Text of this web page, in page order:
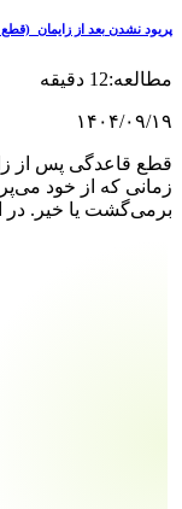
نشدن بعد از زایمان (قطع
دقیقه
۰۹/۱۹
قاعدگی پس از
که از خود می‌پرسید
یا خیر. در این